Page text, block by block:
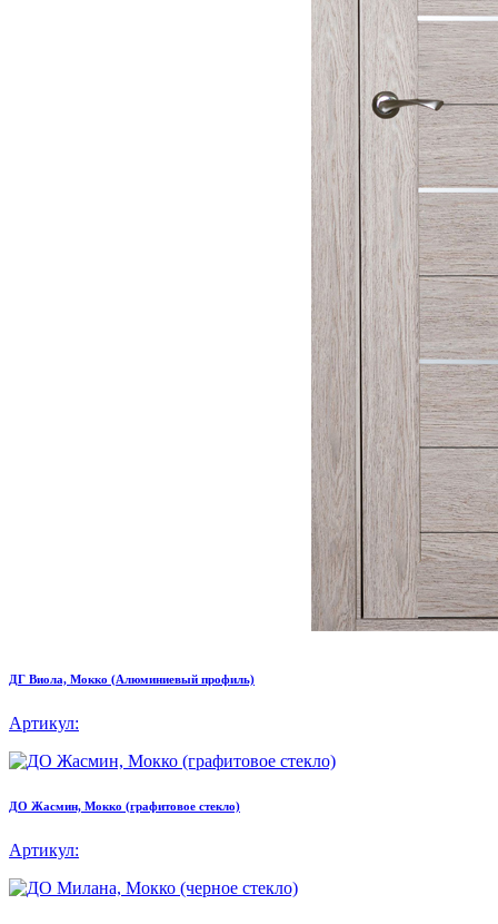
ДГ Виола, Мокко (Алюминиевый профиль)
Артикул:
ДО Жасмин, Мокко (графитовое стекло)
Артикул: